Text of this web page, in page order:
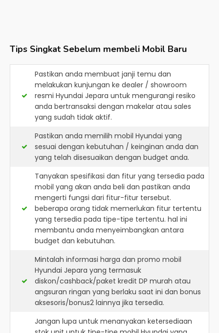
Tips Singkat Sebelum membeli Mobil Baru
Pastikan anda membuat janji temu dan
melakukan kunjungan ke dealer / showroom
resmi Hyundai Jepara untuk mengurangi resiko
anda bertransaksi dengan makelar atau sales
yang sudah tidak aktif.
Pastikan anda memilih mobil Hyundai yang
sesuai dengan kebutuhan / keinginan anda dan
yang telah disesuaikan dengan budget anda.
Tanyakan spesifikasi dan fitur yang tersedia pada
mobil yang akan anda beli dan pastikan anda
mengerti fungsi dari fitur-fitur tersebut.
beberapa orang tidak memerlukan fitur tertentu
yang tersedia pada tipe-tipe tertentu. hal ini
membantu anda menyeimbangkan antara
budget dan kebutuhan.
Mintalah informasi harga dan promo mobil
Hyundai Jepara yang termasuk
diskon/cashback/paket kredit DP murah atau
angsuran ringan yang berlaku saat ini dan bonus
aksesoris/bonus2 lainnya jika tersedia.
Jangan lupa untuk menanyakan ketersediaan